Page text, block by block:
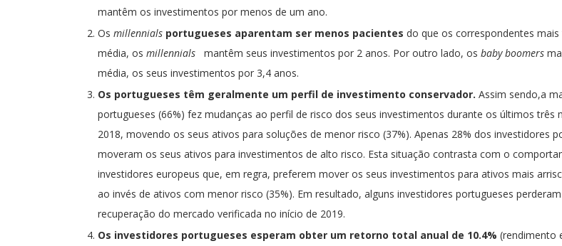
mantêm os investimentos por menos de um ano.
Os millennials portugueses aparentam ser menos pacientes do que os correspondentes mais
média, os millennials mantêm seus investimentos por 2 anos. Por outro lado, os baby boomers
média, os seus investimentos por 3,4 anos.
Os portugueses têm geralmente um perfil de investimento conservador. Assim sendo,a
portugueses (66%) fez mudanças ao perfil de risco dos seus investimentos durante os últimos três
2018, movendo os seus ativos para soluções de menor risco (37%). Apenas 28% dos investidores
moveram os seus ativos para investimentos de alto risco. Esta situação contrasta com o
investidores europeus que, em regra, preferem mover os seus investimentos para ativos mais
ao invés de ativos com menor risco (35%). Em resultado, alguns investidores portugueses
recuperação do mercado verificada no início de 2019.
Os investidores portugueses esperam obter um retorno total anual de 10.4% (rendimento